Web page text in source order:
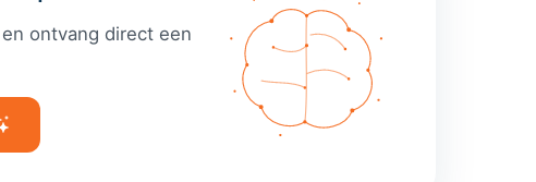
ontvang direct een